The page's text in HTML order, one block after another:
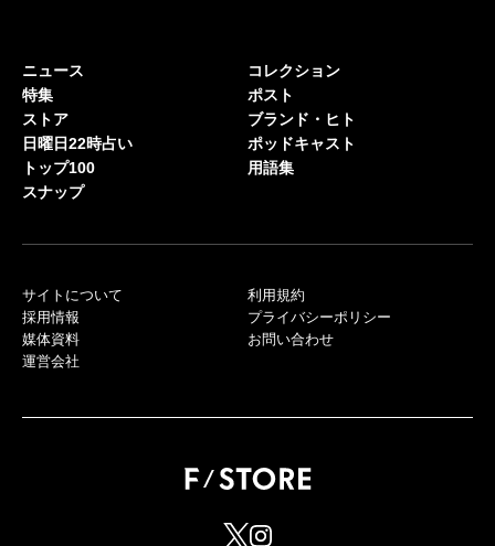
ニュース
特集
ストア
日曜日22時占い
トップ100
スナップ
コレクション
ポスト
ブランド・ヒト
ポッドキャスト
用語集
サイトについて
採用情報
媒体資料
運営会社
利用規約
プライバシーポリシー
お問い合わせ